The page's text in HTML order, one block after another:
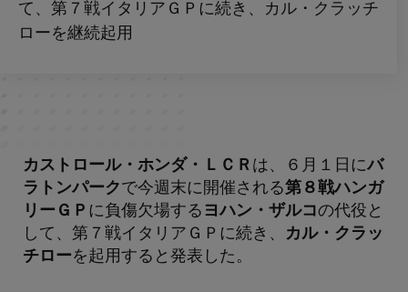
て、第７戦イタリアＧＰに続き、カル・クラッチ
ローを継続起用
カストロール・ホンダ・ＬＣＲ は、６月１日にバ
ラトンパークで今週末に開催される第８戦ハンガ
リーＧＰ に負傷欠場する ヨハン・ザルコの代役と
して、第７戦イタリアＧＰに続き、
カル・クラッ
チローを起用すると発表した。